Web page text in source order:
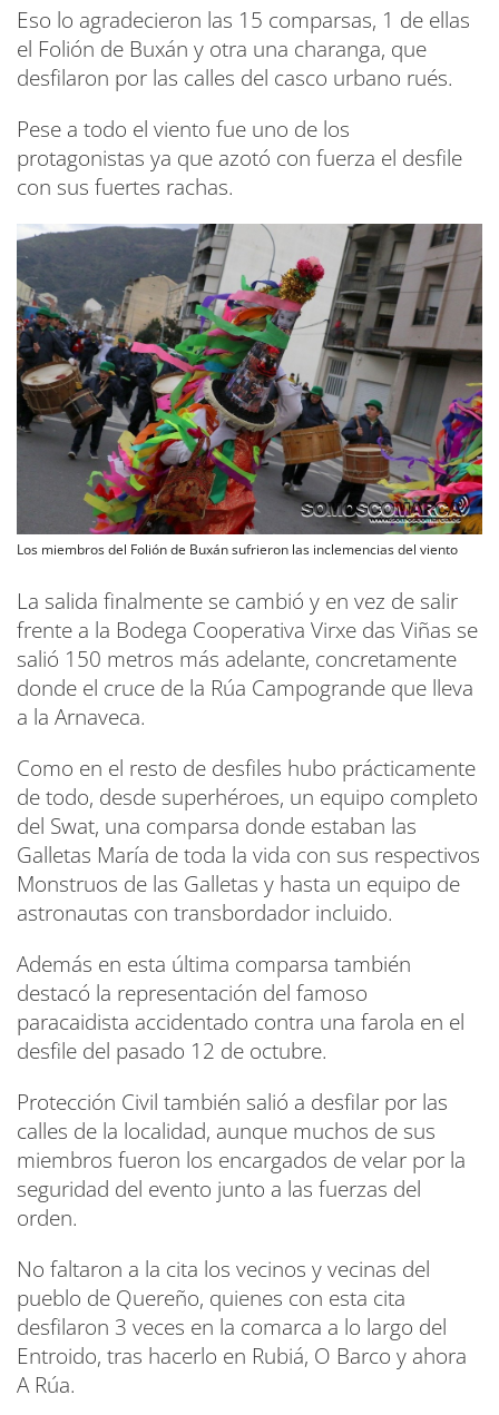
Eso lo agradecieron las 15 comparsas, 1 de ellas
el Folión de Buxán y otra una charanga, que
desfilaron por las calles del casco urbano rués.
Pese a todo el viento fue uno de los
protagonistas ya que azotó con fuerza el desfile
con sus fuertes rachas.
Los miembros del Folión de Buxán sufrieron las inclemencias del viento
La salida finalmente se cambió y en vez de salir
frente a la Bodega Cooperativa Virxe das Viñas se
salió 150 metros más adelante, concretamente
donde el cruce de la Rúa Campogrande que lleva
a la Arnaveca.
Como en el resto de desfiles hubo prácticamente
de todo, desde superhéroes, un equipo completo
del Swat, una comparsa donde estaban las
Galletas María de toda la vida con sus respectivos
Monstruos de las Galletas y hasta un equipo de
astronautas con transbordador incluido.
Además en esta última comparsa también
destacó la representación del famoso
paracaidista accidentado contra una farola en el
desfile del pasado 12 de octubre.
Protección Civil también salió a desfilar por las
calles de la localidad, aunque muchos de sus
miembros fueron los encargados de velar por la
seguridad del evento junto a las fuerzas del
orden.
No faltaron a la cita los vecinos y vecinas del
pueblo de Quereño, quienes con esta cita
desfilaron 3 veces en la comarca a lo largo del
Entroido, tras hacerlo en Rubiá, O Barco y ahora
A Rúa.